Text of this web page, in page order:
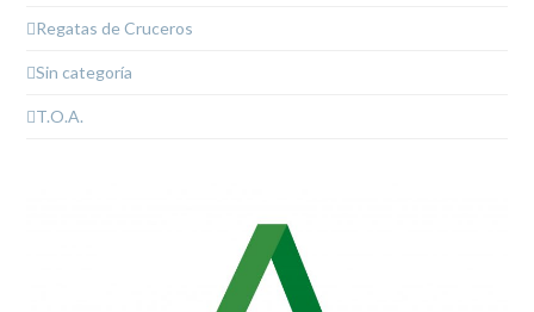
Regatas de Cruceros
Sin categoría
T.O.A.